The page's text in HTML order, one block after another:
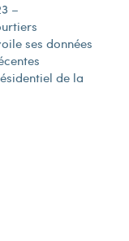
–
ses données
de la